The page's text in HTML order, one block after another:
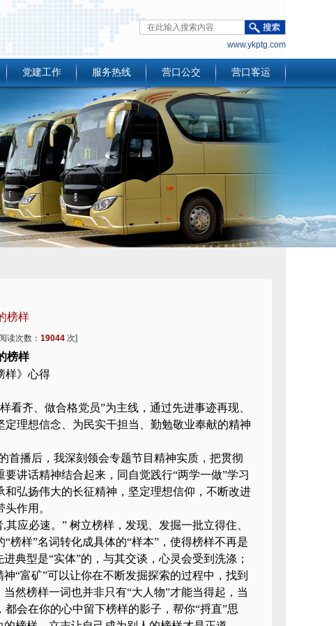
www.ykptg.com
党建工作 服务热线 营口公交 营口客运
榜样
读次数： 19044 次]
榜样
》心得
看齐、做合格党员”为主线，通过先进事迹再现、
理想信念、为民实干担当、勤勉敬业奉献的精神
首播后，我深刻领会专题节目精神实质，把贯彻
讲话精神结合起来，同自觉践行“两学一做”学习
弘扬伟大的长征精神，坚定理想信仰，不断改进
作用。
应必速。” 树立榜样，发现、发掘一批立得住、
榜样”名词转化成具体的“样本”，使得榜样不再是
典型是“实体”的，与其交谈，心灵会受到洗涤；
“富矿”可以让你在不断发掘探索的过程中，找到
然榜样一词也并非只有“大人物”才能当得起，当
会在你的心中留下榜样的影子，帮你“捋直”思